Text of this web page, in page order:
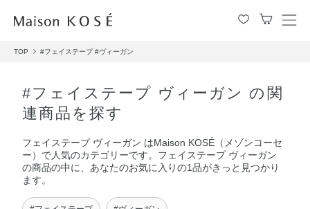
メ
TOP #フェイステープ #ヴィーガン
#フェイステープ ヴィーガン の関
連商品を探す
フェイステープ ヴィーガン はMaison KOSÉ（メゾンコーセ
ー）で人気のカテゴリーです。フェイステープ ヴィーガン
の商品の中に、あなたのお気に入りの1品がきっと見つかり
ます。